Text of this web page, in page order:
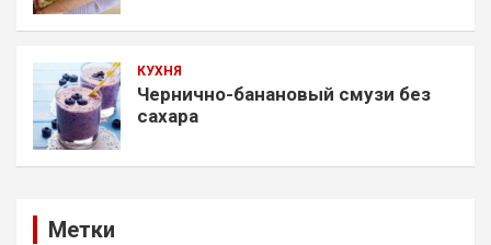
КУХНЯ
Чернично-банановый смузи без
сахара
Метки